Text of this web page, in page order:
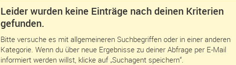
Leider wurden keine Einträge nach deinen Kriterien
gefunden.
Bitte versuche es mit allgemeineren Suchbegriffen oder in einer anderen
Kategorie. Wenn du über neue Ergebnisse zu deiner Abfrage per E-Mail
informiert werden willst, klicke auf „Suchagent speichern“.